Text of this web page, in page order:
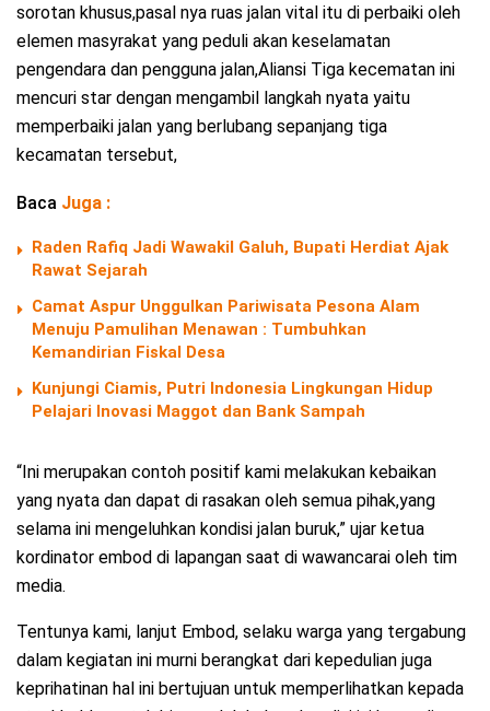
sorotan khusus,pasal nya ruas jalan vital itu di perbaiki oleh
elemen masyrakat yang peduli akan keselamatan
pengendara dan pengguna jalan,Aliansi Tiga kecematan ini
mencuri star dengan mengambil langkah nyata yaitu
memperbaiki jalan yang berlubang sepanjang tiga
kecamatan tersebut,
Baca Juga :
Raden Rafiq Jadi Wawakil Galuh, Bupati Herdiat Ajak
Rawat Sejarah
Camat Aspur Unggulkan Pariwisata Pesona Alam
Menuju Pamulihan Menawan : Tumbuhkan
Kemandirian Fiskal Desa
Kunjungi Ciamis, Putri Indonesia Lingkungan Hidup
Pelajari Inovasi Maggot dan Bank Sampah
“Ini merupakan contoh positif kami melakukan kebaikan
yang nyata dan dapat di rasakan oleh semua pihak,yang
selama ini mengeluhkan kondisi jalan buruk,” ujar ketua
kordinator embod di lapangan saat di wawancarai oleh tim
media.
Tentunya kami, lanjut Embod, selaku warga yang tergabung
dalam kegiatan ini murni berangkat dari kepedulian juga
keprihatinan hal ini bertujuan untuk memperlihatkan kepada